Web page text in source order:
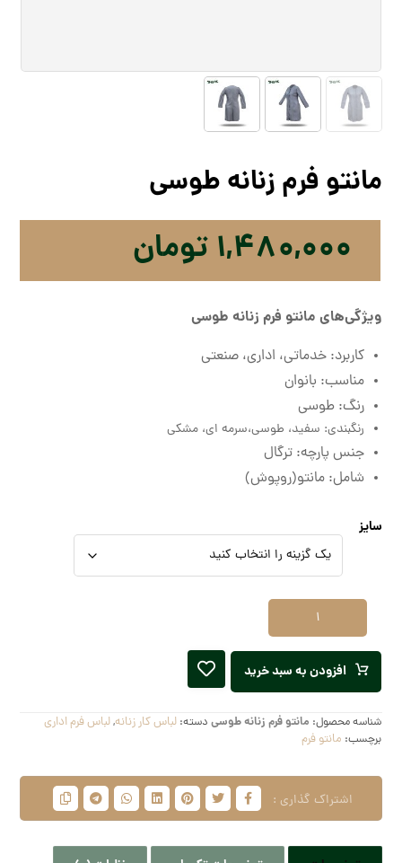
مانتو فرم زنانه طوسی
۱,۴۸۰,۰۰۰ تومان
ویژگی‌های مانتو فرم زنانه طوسی
کاربرد: خدماتی، اداری، صنعتی
مناسب: بانوان
رنگ: طوسی
رنگبندی: سفید، طوسی،‌سرمه ای، مشکی
جنس پارچه: ترگال
شامل: مانتو(روپوش)
سایز
افزودن به سبد خرید
شناسه محصول: مانتو فرم زنانه طوسی دسته:لباس کار زنانه,لباس فرم اداری
برچسب: مانتو فرم